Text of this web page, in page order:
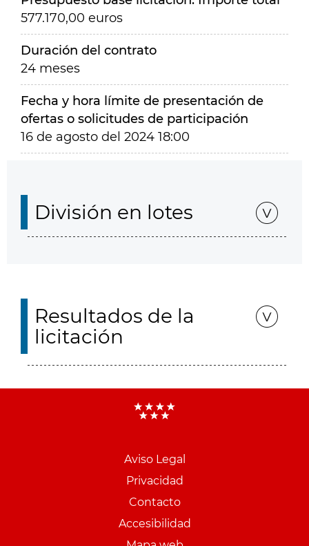
577.170,00 euros
Duración del contrato
24 meses
Fecha y hora límite de presentación de
ofertas o solicitudes de participación
16 de agosto del 2024 18:00
División en lotes
Resultados de la
licitación
Aviso Legal
Privacidad
Contacto
Accesibilidad